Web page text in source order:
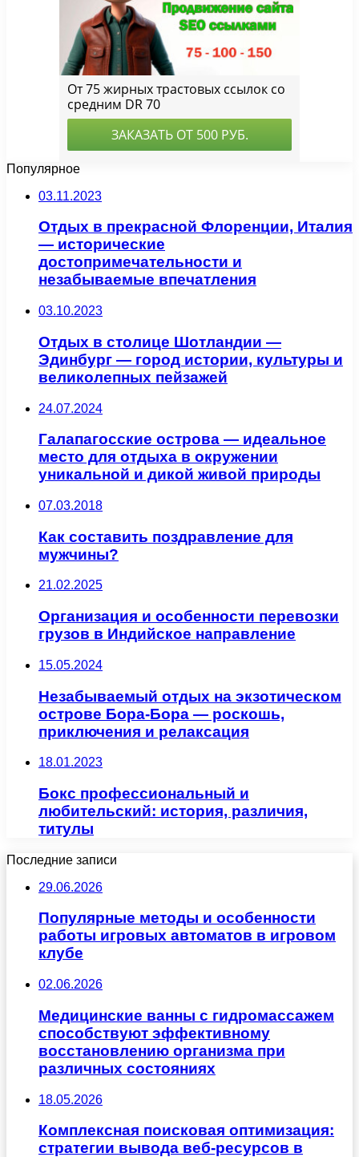
Популярное
03.11.2023
Отдых в прекрасной Флоренции, Италия
— исторические
достопримечательности и
незабываемые впечатления
03.10.2023
Отдых в столице Шотландии —
Эдинбург — город истории, культуры и
великолепных пейзажей
24.07.2024
Галапагосские острова — идеальное
место для отдыха в окружении
уникальной и дикой живой природы
07.03.2018
Как составить поздравление для
мужчины?
21.02.2025
Организация и особенности перевозки
грузов в Индийское направление
15.05.2024
Незабываемый отдых на экзотическом
острове Бора-Бора — роскошь,
приключения и релаксация
18.01.2023
Бокс профессиональный и
любительский: история, различия,
титулы
Последние записи
29.06.2026
Популярные методы и особенности
работы игровых автоматов в игровом
клубе
02.06.2026
Медицинские ванны с гидромассажем
способствуют эффективному
восстановлению организма при
различных состояниях
18.05.2026
Комплексная поисковая оптимизация:
стратегии вывода веб-ресурсов в